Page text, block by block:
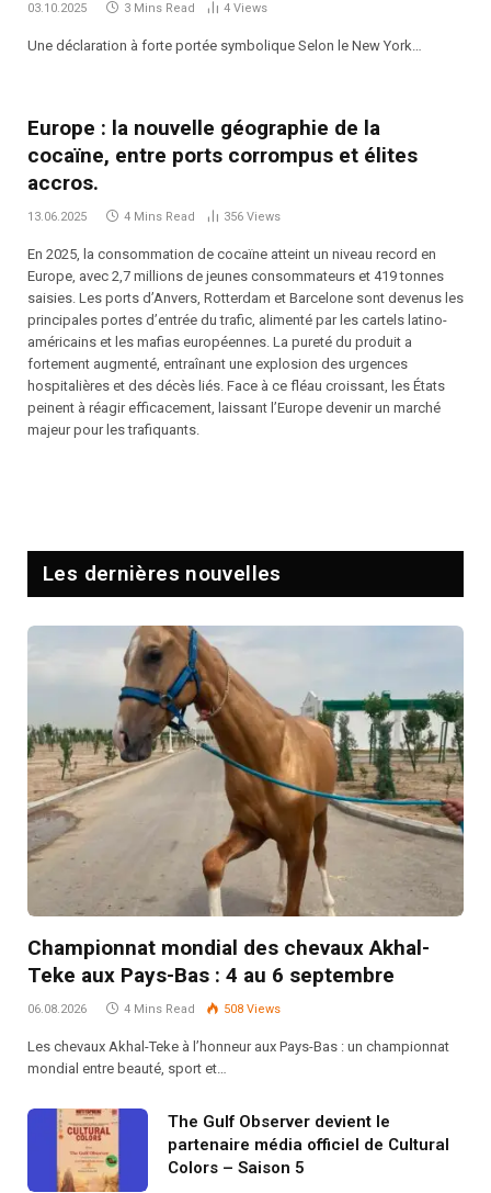
03.10.2025 3 Mins Read 4 Views
Une déclaration à forte portée symbolique Selon le New York…
Europe : la nouvelle géographie de la
cocaïne, entre ports corrompus et élites
accros.
13.06.2025 4 Mins Read 356 Views
En 2025, la consommation de cocaïne atteint un niveau record en
Europe, avec 2,7 millions de jeunes consommateurs et 419 tonnes
saisies. Les ports d’Anvers, Rotterdam et Barcelone sont devenus les
principales portes d’entrée du trafic, alimenté par les cartels latino-
américains et les mafias européennes. La pureté du produit a
fortement augmenté, entraînant une explosion des urgences
hospitalières et des décès liés. Face à ce fléau croissant, les États
peinent à réagir efficacement, laissant l’Europe devenir un marché
majeur pour les trafiquants.
Les dernières nouvelles
Championnat mondial des chevaux Akhal-
Teke aux Pays-Bas : 4 au 6 septembre
06.08.2026 4 Mins Read 508 Views
Les chevaux Akhal-Teke à l’honneur aux Pays-Bas : un championnat
mondial entre beauté, sport et…
The Gulf Observer devient le
partenaire média officiel de Cultural
Colors – Saison 5